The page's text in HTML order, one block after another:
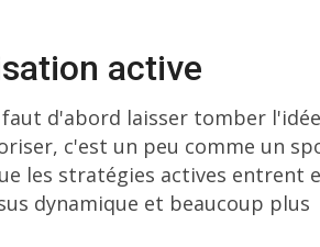
active
d'abord laisser tomber
c'est un peu comme un
les stratégies actives entrent
dynamique et beaucoup plus